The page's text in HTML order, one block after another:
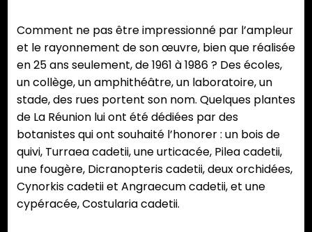
Comment ne pas être impressionné par l’ampleur
et le rayonnement de son œuvre, bien que réalisée
en 25 ans seulement, de 1961 à 1986 ? Des écoles,
un collège, un amphithéâtre, un laboratoire, un
stade, des rues portent son nom. Quelques plantes
de La Réunion lui ont été dédiées par des
botanistes qui ont souhaité l’honorer : un bois de
quivi, Turraea cadetii, une urticacée, Pilea cadetii,
une fougère, Dicranopteris cadetii, deux orchidées,
Cynorkis cadetii et Angraecum cadetii, et une
cypéracée, Costularia cadetii.